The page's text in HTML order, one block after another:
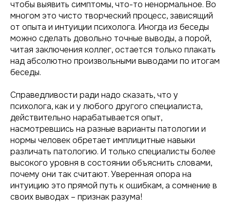
чтобы выявить симптомы, что-то ненормальное. Во
многом это чисто творческий процесс, зависящий
от опыта и интуиции психолога. Иногда из беседы
можно сделать довольно точные выводы, а порой,
читая заключения коллег, остается только плакать
над абсолютно произвольными выводами по итогам
беседы.
Справедливости ради надо сказать, что у
психолога, как и у любого другого специалиста,
действительно нарабатывается опыт,
насмотревшись на разные варианты патологии и
нормы человек обретает имплицитные навыки
различать патологию. И только специалисты более
высокого уровня в состоянии объяснить словами,
почему они так считают. Уверенная опора на
интуицию это прямой путь к ошибкам, а сомнение в
своих выводах – признак разума!